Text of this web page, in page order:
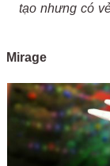
tạo nhưng có
Mirage